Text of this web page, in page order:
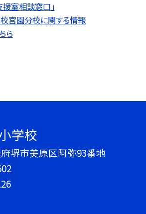
室相談窓口」
校宮園分校に関する情報
ら
学校
堺市美原区阿弥93番地